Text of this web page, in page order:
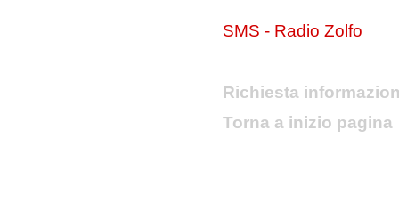
SMS - Radio Zolfo
Richiesta
Torna a inizio pagina